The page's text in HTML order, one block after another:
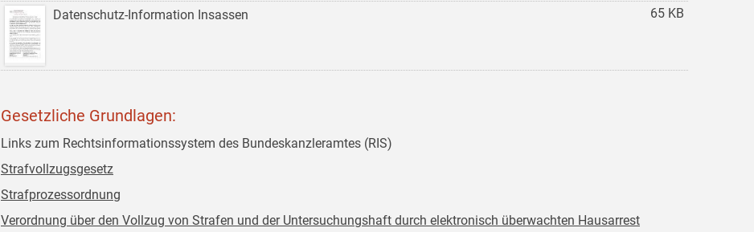
65 KB
Datenschutz-Information Insassen
Gesetzliche Grundlagen:
Links zum Rechtsinformationssystem des Bundeskanzleramtes (RIS)
Strafvollzugsgesetz
Strafprozessordnung
Verordnung über den Vollzug von Strafen und der Untersuchungshaft durch elektronisch überwachten Hausarrest